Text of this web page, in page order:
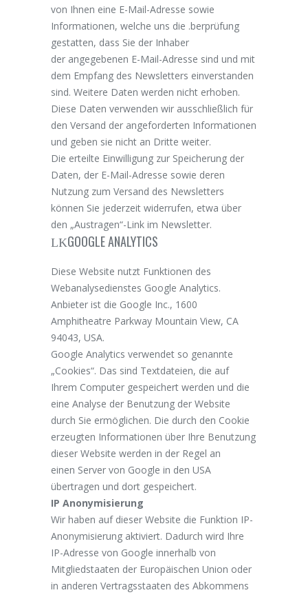
von Ihnen eine E-Mail-Adresse sowie
Informationen, welche uns die .berprüfung
gestatten, dass Sie der Inhaber
der angegebenen E-Mail-Adresse sind und mit
dem Empfang des Newsletters einverstanden
sind. Weitere Daten werden nicht erhoben.
Diese Daten verwenden wir ausschließlich für
den Versand der angeforderten Informationen
und geben sie nicht an Dritte weiter.
Die erteilte Einwilligung zur Speicherung der
Daten, der E-Mail-Adresse sowie deren
Nutzung zum Versand des Newsletters
können Sie jederzeit widerrufen, etwa über
den „Austragen“-Link im Newsletter.
GOOGLE ANALYTICS
Diese Website nutzt Funktionen des
Webanalysedienstes Google Analytics.
Anbieter ist die Google Inc., 1600
Amphitheatre Parkway Mountain View, CA
94043, USA.
Google Analytics verwendet so genannte
„Cookies“. Das sind Textdateien, die auf
Ihrem Computer gespeichert werden und die
eine Analyse der Benutzung der Website
durch Sie ermöglichen. Die durch den Cookie
erzeugten Informationen über Ihre Benutzung
dieser Website werden in der Regel an
einen Server von Google in den USA
übertragen und dort gespeichert.
IP Anonymisierung
Wir haben auf dieser Website die Funktion IP-
Anonymisierung aktiviert. Dadurch wird Ihre
IP-Adresse von Google innerhalb von
Mitgliedstaaten der Europäischen Union oder
in anderen Vertragsstaaten des Abkommens